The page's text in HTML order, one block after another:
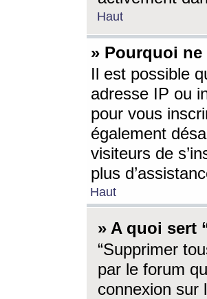
Haut
» Pourquoi ne
Il est possible
adresse IP ou
pour vous
également
visiteurs de
plus
Haut
» A quoi sert
“Supprimer
par le forum
connexion sur